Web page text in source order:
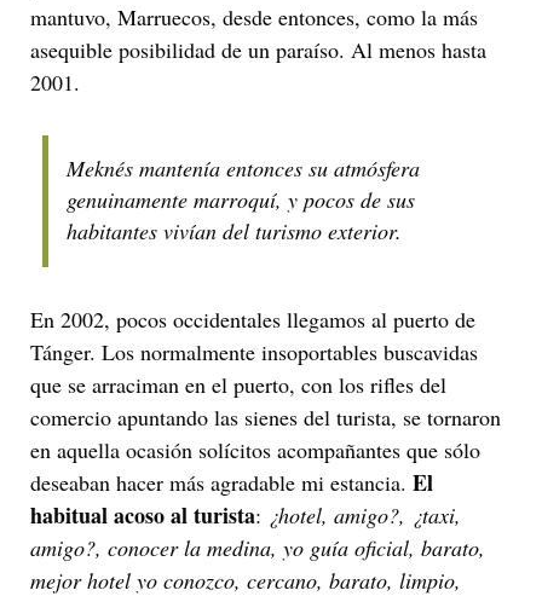
mantuvo, Marruecos, desde entonces, como la más
asequible posibilidad de un paraíso. Al menos hasta
2001.
Meknés mantenía entonces su atmósfera
genuinamente marroquí, y pocos de sus
habitantes vivían del turismo exterior.
En 2002, pocos occidentales llegamos al puerto de
Tánger. Los normalmente insoportables buscavidas
que se arraciman en el puerto, con los rifles del
comercio apuntando las sienes del turista, se tornaron
en aquella ocasión solícitos acompañantes que sólo
deseaban hacer más agradable mi estancia. El
habitual acoso al turista: ¿hotel, amigo?, ¿taxi,
amigo?, conocer la medina, yo guía oficial, barato,
mejor hotel yo conozco, cercano, barato, limpio,